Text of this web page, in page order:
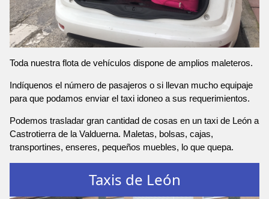
Toda nuestra flota de vehículos dispone de amplios maleteros.
Indíquenos el número de pasajeros o si llevan mucho equipaje
para que podamos enviar el taxi idoneo a sus requerimientos.
Podemos trasladar gran cantidad de cosas en un taxi de León a
Castrotierra de la Valduerna. Maletas, bolsas, cajas,
transportines, enseres, pequeños muebles, lo que quepa.
Taxis de León